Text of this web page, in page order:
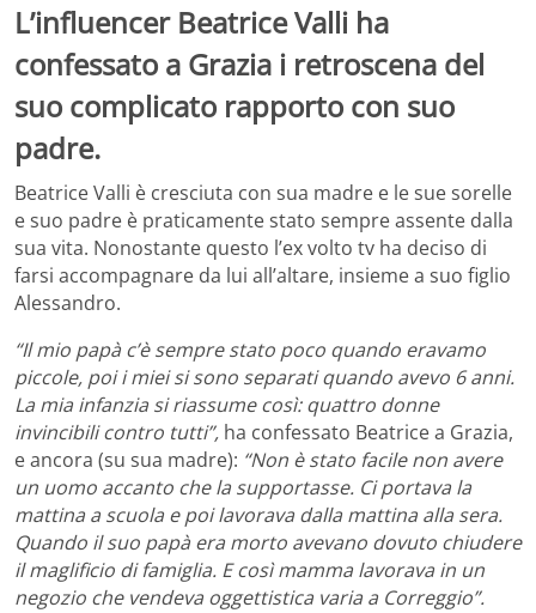
L’influencer Beatrice Valli ha
confessato a Grazia i retroscena del
suo complicato rapporto con suo
padre.
Beatrice Valli è cresciuta con sua madre e le sue sorelle
e suo padre è praticamente stato sempre assente dalla
sua vita. Nonostante questo l’ex volto tv ha deciso di
farsi accompagnare da lui all’altare, insieme a suo figlio
Alessandro.
“Il mio papà c’è sempre stato poco quando eravamo
piccole, poi i miei si sono separati quando avevo 6 anni.
La mia infanzia si riassume così: quattro donne
invincibili contro tutti”, ha confessato Beatrice a Grazia,
e ancora (su sua madre): “Non è stato facile non avere
un uomo accanto che la supportasse. Ci portava la
mattina a scuola e poi lavorava dalla mattina alla sera.
Quando il suo papà era morto avevano dovuto chiudere
il maglificio di famiglia. E così mamma lavorava in un
negozio che vendeva oggettistica varia a Correggio”.